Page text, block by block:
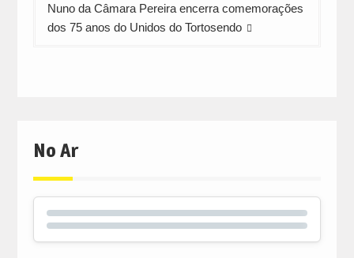
Nuno da Câmara Pereira encerra comemorações
dos 75 anos do Unidos do Tortosendo
No Ar